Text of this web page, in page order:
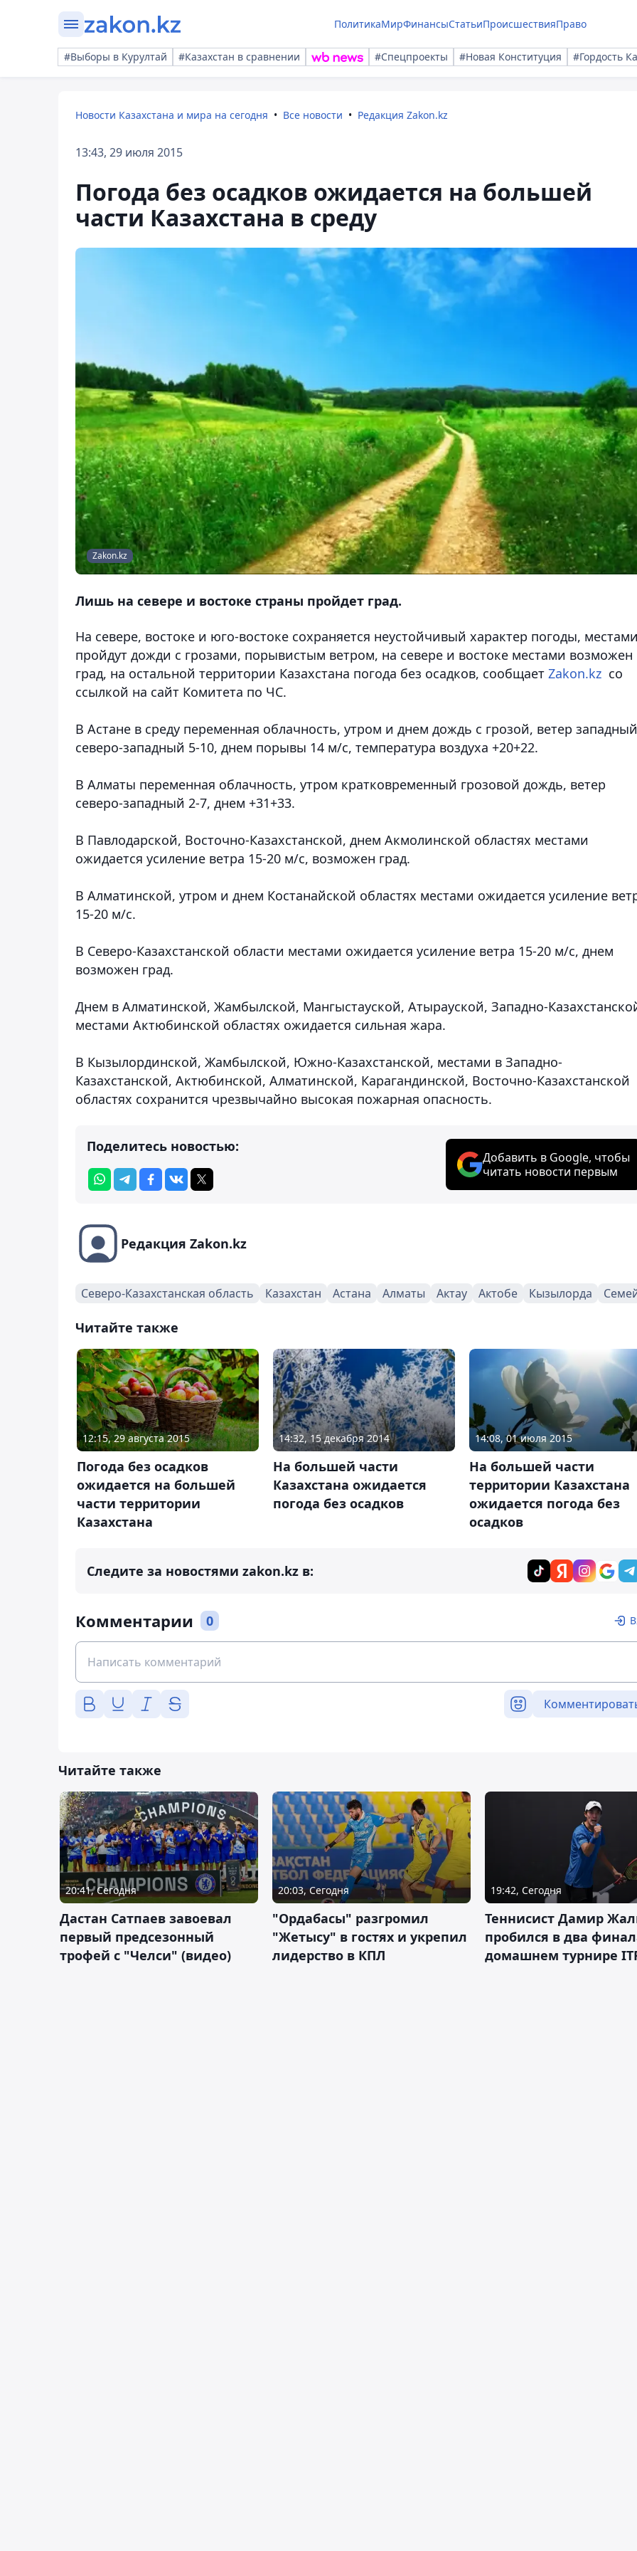
ПолитикаМирФинансыСтатьиПроисшествияПраво
#Выборы в Курултай #Казахстан в сравнении #Спецпроекты #Новая Конституция #Гордость
Новости Казахстана и мира на сегодня Все новости Редакция Zakon.kz
13:43, 29 июля 2015
Погода без осадков ожидается на большей
части Казахстана в среду
Zakon.kz
Лишь на севере и востоке страны пройдет град.
На севере, востоке и юго-востоке сохраняется неустойчивый характер погоды,
пройдут дожди с грозами, порывистым ветром, на севере и востоке местами возможен
град, на остальной территории Казахстана погода без осадков, сообщает Zakon.kz со
ссылкой на сайт Комитета по ЧС.
В Астане в среду переменная облачность, утром и днем дождь с грозой, ветер
северо-западный 5-10, днем порывы 14 м/с, температура воздуха +20+22.
В Алматы переменная облачность, утром кратковременный грозовой дождь, ветер
северо-западный 2-7, днем +31+33.
В Павлодарской, Восточно-Казахстанской, днем Акмолинской областях местами
ожидается усиление ветра 15-20 м/с, возможен град.
В Алматинской, утром и днем Костанайской областях местами ожидается усиление
15-20 м/с.
В Северо-Казахстанской области местами ожидается усиление ветра 15-20 м/с, днем
возможен град.
Днем в Алматинской, Жамбылской, Мангыстауской, Атырауской, Западно-
местами Актюбинской областях ожидается сильная жара.
В Кызылординской, Жамбылской, Южно-Казахстанской, местами в Западно-
Казахстанской, Актюбинской, Алматинской, Карагандинской, Восточно-Казахстанской
областях сохранится чрезвычайно высокая пожарная опасность.
Поделитесь новостью:
Добавить в Google, чтобы
читать новости первым
Редакция Zakon.kz
Северо-Казахстанская область Казахстан Астана Алматы Актау Актобе Кызылорда
Читайте также
12:15, 29 августа 2015
Погода без осадков
ожидается на большей
части территории
Казахстана
14:32, 15 декабря 2014
На большей части
Казахстана ожидается
погода без осадков
14:08, 01 июля 2015
На большей части
территории Казахстана
ожидается погода без
осадков
Следите за новостями zakon.kz в:
Комментарии 0
Читайте также
20:41, Сегодня
Дастан Сатпаев завоевал
первый предсезонный
трофей с "Челси" (видео)
20:03, Сегодня
"Ордабасы" разгромил
"Жетысу" в гостях и укрепил
лидерство в КПЛ
19:42, Сегодня
Теннисист Дамир
пробился в два
домашнем турнире